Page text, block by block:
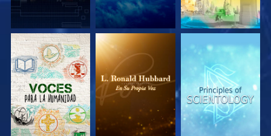
EXPLORA LAS
SERIES
EXPLORA LAS
SERIES
EXPLORA LAS
SERIES